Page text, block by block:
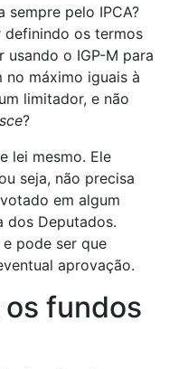
sempre pelo IPCA?
definindo os termos
usando o IGP-M para
no máximo iguais à
limitador, e não
?
lei mesmo. Ele
seja, não precisa
em algum
dos Deputados.
pode ser que
aprovação.
fundos